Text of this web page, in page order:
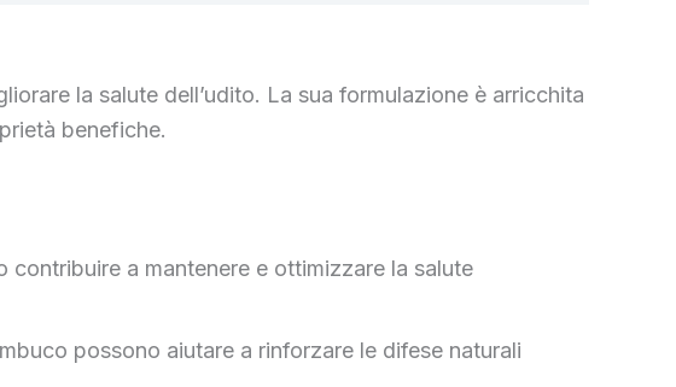
la salute dell’udito. La sua formulazione è arricchita
benefiche.
a mantenere e ottimizzare la salute
possono aiutare a rinforzare le difese naturali